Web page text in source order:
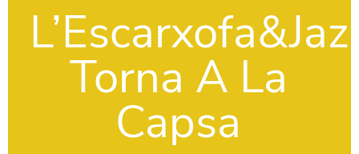
Torna A La
Capsa